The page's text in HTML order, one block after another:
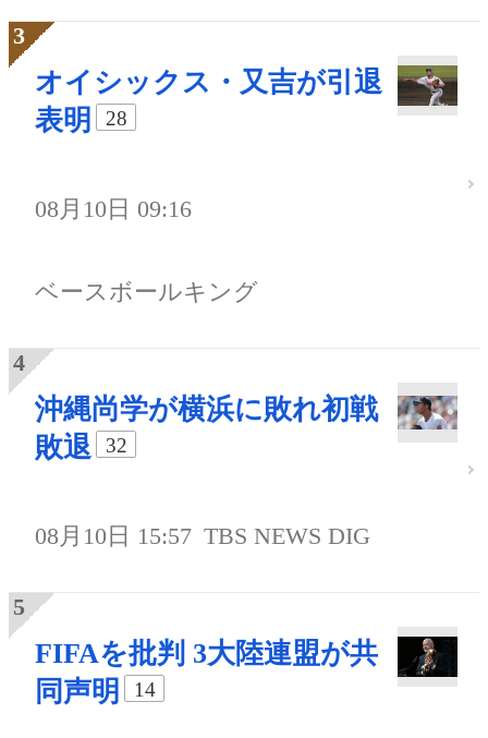
オイシックス・又吉が引退
表明
28
08月10日 09:16
ベースボールキング
沖縄尚学が横浜に敗れ初戦
敗退
32
08月10日 15:57 TBS NEWS DIG
FIFAを批判 3大陸連盟が共
同声明
14